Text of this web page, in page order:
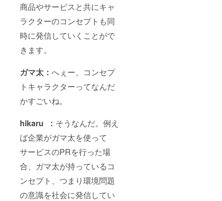
商品やサービスと共にキャ
ラクターのコンセプトも同
時に発信していくことがで
きます。
ガマ太： へぇー、コンセプ
トキャラクターってなんだ
かすごいね。
hikaru ： そうなんだ。例え
ば企業がガマ太を使って
サービスのPRを行った場
合、ガマ太が持っているコ
ンセプト、つまり環境問題
の意識を社会に発信してい